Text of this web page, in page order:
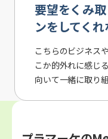
要望をくみ
ンをしてく
こちらのビジネス
こか的外れに感じ
向いて一緒に取り